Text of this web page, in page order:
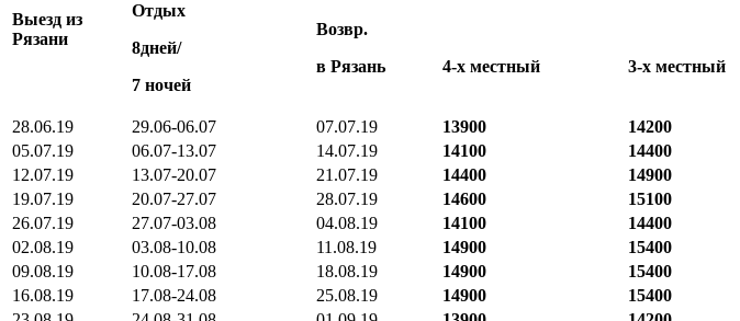
Выезд из
Рязани
Отдых
8дней/
7 ночей
Возвр.
в Рязань
4-х местный 3-х местный
28.06.19 29.06-06.07 07.07.19 13900 14200
05.07.19
06.07-13.07 14.07.19 14100 14400
12.07.19
13.07-20.07 21.07.19 14400 14900
19.07.19
20.07-27.07 28.07.19 14600 15100
26.07.19
27.07-03.08 04.08.19 14100 14400
02.08.19
03.08-10.08 11.08.19 14900 15400
09.08.19
10.08-17.08 18.08.19 14900 15400
16.08.19
17.08-24.08 25.08.19 14900 15400